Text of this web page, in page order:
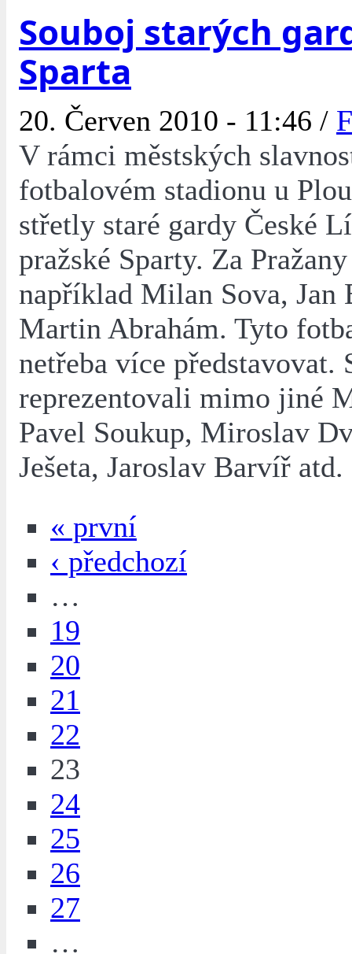
Souboj starých
Sparta
20. Červen 2010 - 11:46 /
V rámci městských
fotbalovém stadionu u
střetly staré gardy České
pražské Sparty. Za
například Milan Sova, Jan
Martin Abrahám. Tyto
netřeba více představovat.
reprezentovali mimo jiné
Pavel Soukup, Miroslav
Ješeta, Jaroslav Barvíř atd.
« první
‹ předchozí
…
19
20
21
22
23
24
25
26
27
…